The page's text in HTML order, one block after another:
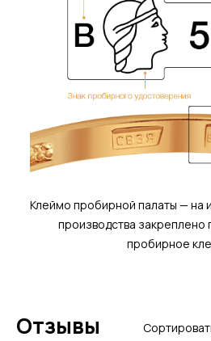
Клеймо пробирной палаты — на
производства закреплено
пробирное
Отзывы